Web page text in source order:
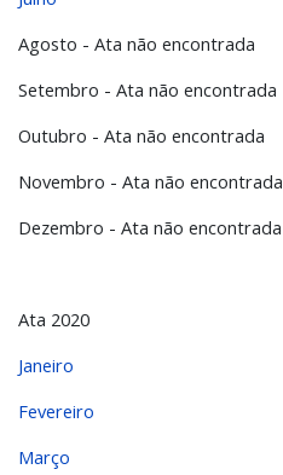
Agosto - Ata não encontrada
Setembro - Ata não encontrada
Outubro - Ata não encontrada
Novembro - Ata não encontrada
Dezembro - Ata não encontrada
Ata 2020
Janeiro
Fevereiro
Março